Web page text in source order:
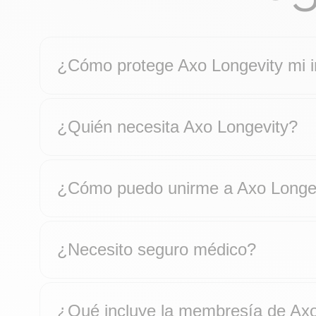
¿Cómo protege Axo Longevity mi
¿Quién necesita Axo Longevity?
¿Cómo puedo unirme a Axo
¿Necesito seguro médico?
¿Qué incluye la membresía de